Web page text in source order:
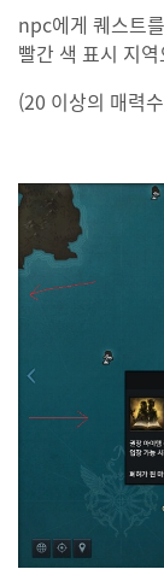
npc에게 퀘스트
빨간 색 표시 지
(20 이상의 매력